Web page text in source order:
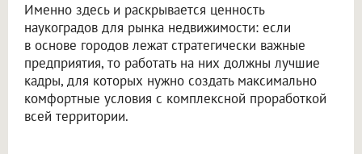
Именно здесь и раскрывается ценность
наукоградов для рынка недвижимости: если
в основе городов лежат стратегически важные
предприятия, то работать на них должны лучшие
кадры, для которых нужно создать максимально
комфортные условия с комплексной проработкой
всей территории.